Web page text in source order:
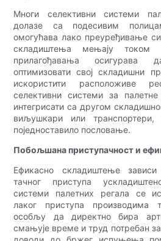
Многи селективни системи
долазе са подесивим
омогућава лако преуређивање
складиштења мењају током
прилагођавања осигурава
оптимизовати свој складишни
искористити расположиве
селективни системи за
интегрисати са другом
виљушкари или
поједноставило пословање.
Побољшана приступачност и
Ефикасно складиштење
тачног приступа
системи палетних регала се
лаког приступа производима
особљу да директно бира
смањује време и труд потребан